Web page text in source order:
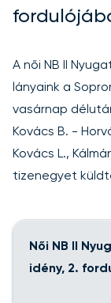
A női NB II
lányaink a
vasárnap
Kovács B. -
Kovács L.,
tizenegyet
Női NB II
idény, 2.